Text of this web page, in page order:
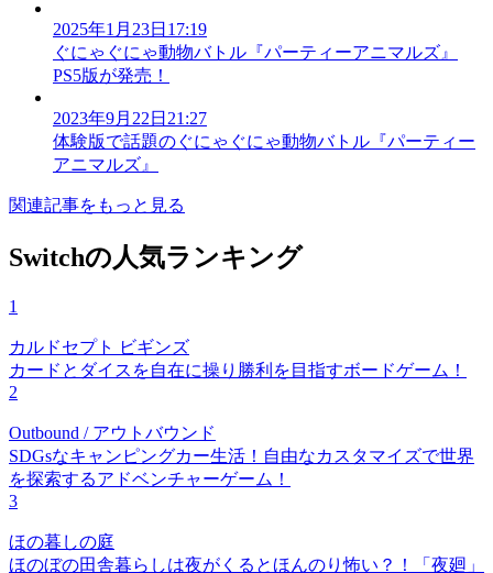
2025年1月23日17:19
ぐにゃぐにゃ動物バトル『パーティーアニマルズ』
PS5版が発売！
2023年9月22日21:27
体験版で話題のぐにゃぐにゃ動物バトル『パーティー
アニマルズ』
関連記事をもっと見る
Switchの人気ランキング
1
カルドセプト ビギンズ
カードとダイスを自在に操り勝利を目指すボードゲーム！
2
Outbound / アウトバウンド
SDGsなキャンピングカー生活！自由なカスタマイズで世界
を探索するアドベンチャーゲーム！
3
ほの暮しの庭
ほのぼの田舎暮らしは夜がくるとほんのり怖い？！「夜廻」